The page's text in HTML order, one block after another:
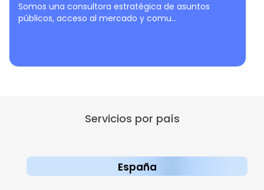
Somos una consultora estratégica de asuntos
públicos, acceso al mercado y comu...
Servicios por país
España